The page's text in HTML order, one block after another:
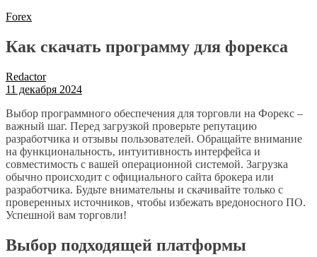
Forex
Как скачать программу для форекса
Redactor
11 декабря 2024
Выбор программного обеспечения для торговли на Форекс –
важный шаг. Перед загрузкой проверьте репутацию
разработчика и отзывы пользователей. Обращайте внимание
на функциональность‚ интуитивность интерфейса и
совместимость с вашей операционной системой. Загрузка
обычно происходит с официального сайта брокера или
разработчика. Будьте внимательны и скачивайте только с
проверенных источников‚ чтобы избежать вредоносного ПО.
Успешной вам торговли!
Выбор подходящей платформы